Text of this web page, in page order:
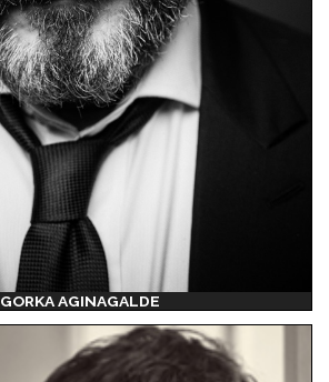
GORKA AGINAGALDE